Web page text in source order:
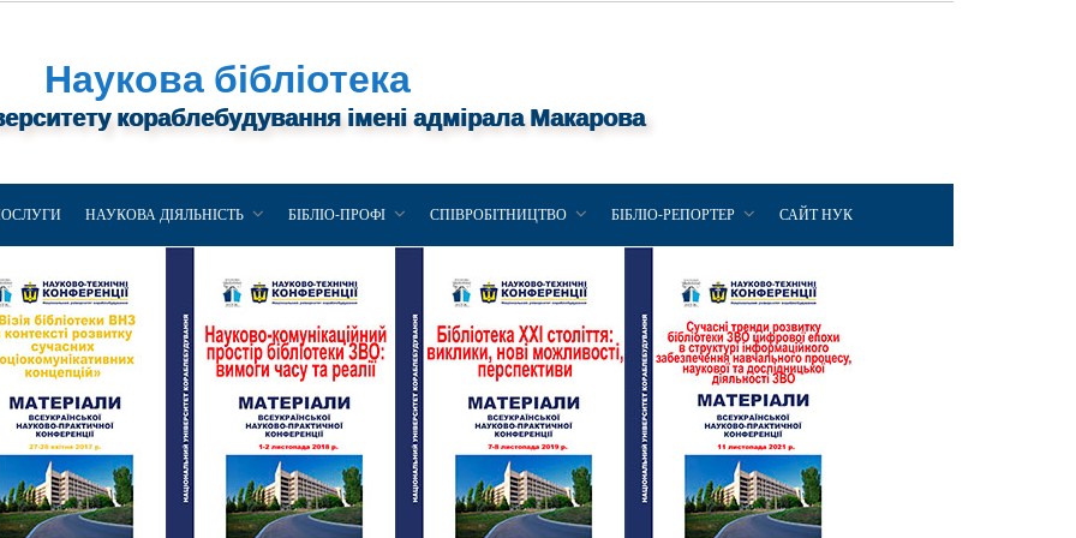
Наукова бібліотека
кораблебудування імені адмірала Макарова
НАУКОВА ДІЯЛЬНІСТЬ БІБЛІО-ПРОФІ СПІВРОБІТНИЦТВО БІБЛІО-РЕПОРТЕР САЙТ НУК